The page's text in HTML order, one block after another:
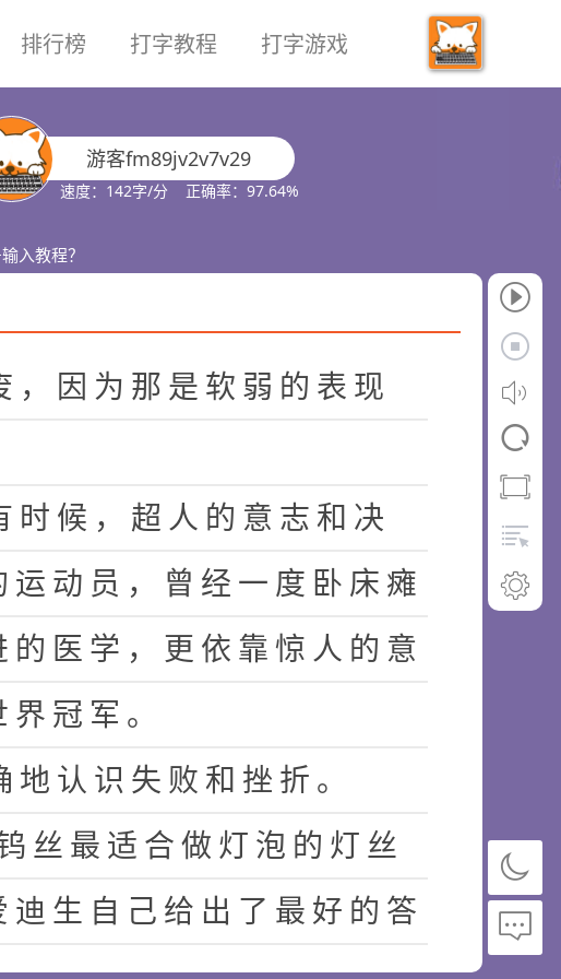
排行榜 打字教程 打字游戏
游客fm89jv2v7v29
速度：142字/分 正确率：97.64%
入教程？
， 因 为 那 是 软 弱 的 表 现
时 候 ， 超 人 的 意 志 和 决
运 动 员 ， 曾 经 一 度 卧 床 瘫
的 医 学 ， 更 依 靠 惊 人 的 意
界 冠 军 。
地 认 识 失 败 和 挫 折 。
丝 最 适 合 做 灯 泡 的 灯 丝
迪 生 自 己 给 出 了 最 好 的 答